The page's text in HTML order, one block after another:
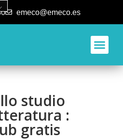
emeco@emeco.es
studio
:
gratis